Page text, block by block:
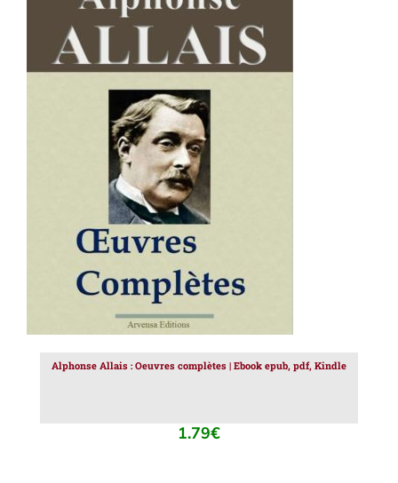
était :
129.00€.39.00€.
AJOUTER AU PANIER /
Alphonse Allais : Oeuvres complètes | Ebook epub, pdf, Kindle
1.79€